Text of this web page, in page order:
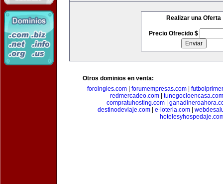
Realizar una Oferta
Precio Ofrecido $
Otros dominios en venta:
foroingles.com| forumempresas.com|
redmercadeo.com| tunegocioencasa.com
compratuhosting.com|
destinodeviaje.com
e-loteria.com